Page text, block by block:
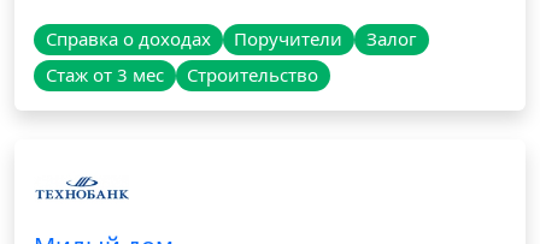
Справка о доходах Поручители
Залог
Стаж от 3 мес
Строительство